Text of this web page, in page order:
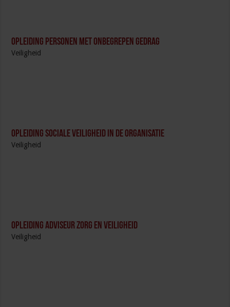
Opleiding Personen met onbegrepen gedrag
Veiligheid
Opleiding Sociale Veiligheid in de Organisatie
Veiligheid
Opleiding Adviseur zorg en veiligheid
Veiligheid